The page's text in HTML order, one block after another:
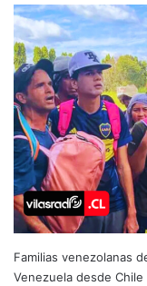
Familias venezolanas
Venezuela desde